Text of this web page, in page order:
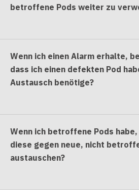
betroffene Pods weiter zu
Wenn ich einen Alarm erhalte,
dass ich einen defekten Pod
Austausch benötige?
Wenn ich betroffene Pods
diese gegen neue, nicht
austauschen?